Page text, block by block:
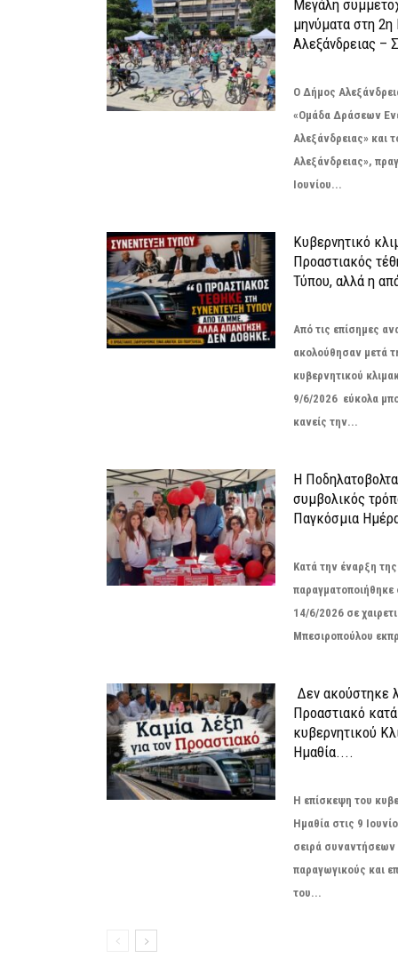
Μεγάλη
μηνύματα στη
Αλεξάνδρειας –
Ο Δήμος
«Ομάδα Δράσεων
Αλεξάνδρειας» και
Αλεξάνδρειας»,
Ιουνίου...
Κυβερνητικό
Προαστιακός
Τύπου, αλλά η
Από τις επίσημες
ακολούθησαν μετά
κυβερνητικού
9/6/2026 εύκολα
κανείς την...
Η Ποδηλατοβολτα
συμβολικός
Παγκόσμια
Κατά την έναρξη
παραγματοποιήθηκε
14/6/2026 σε
Μπεσιροπούλου
Δεν ακούστηκε
Προαστιακό
κυβερνητικού
Ημαθία....
Η επίσκεψη του
Ημαθία στις 9
σειρά συναντήσεων
παραγωγικούς και
του...